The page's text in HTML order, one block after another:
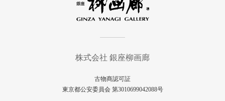
株式会社 銀座柳画廊
古物商認可証
東京都公安委員会 第3010699042088号